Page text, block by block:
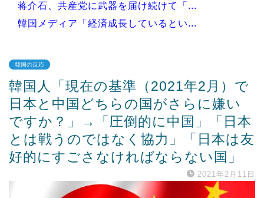
蒋介石、共産党に武器を届け続けて「...
韓国メディア「経済成長しているとい...
Powered by livedoor 相互RSS
韓国の反応
韓国人「現在の基準（2021年2月）で
日本と中国どちらの国がさらに嫌い
ですか？」→「圧倒的に中国」「日本
とは戦うのではなく協力」「日本は友
好的にすごさなければならない国」
2021年2月11日